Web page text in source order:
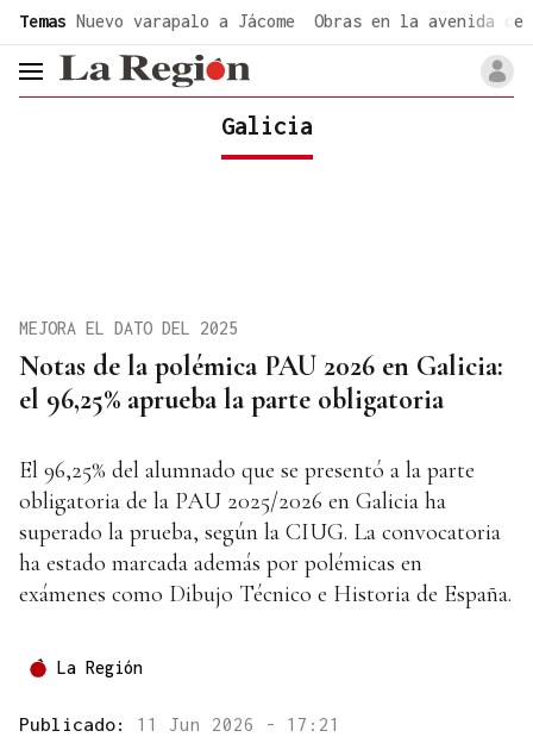
Temas Nuevo varapalo a Jácome Obras en la avenida de
header.menu.open
Galicia
Notas de la polémica PAU 2026 en Galicia:
el 96,25% aprueba la parte obligatoria
MEJORA EL DATO DEL 2025
El 96,25% del alumnado que se presentó a la parte
obligatoria de la PAU 2025/2026 en Galicia ha
superado la prueba, según la CIUG. La convocatoria
ha estado marcada además por polémicas en
exámenes como Dibujo Técnico e Historia de España.
La Región
Publicado: 11 Jun 2026 - 17:21